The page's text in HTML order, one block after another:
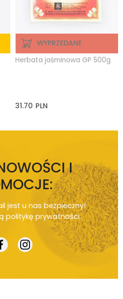
WYPRZEDANE
Herbata jaśminowa GP 500g
31.70 PLN
I
jest u nas bezpieczny!
politykę prywatności.